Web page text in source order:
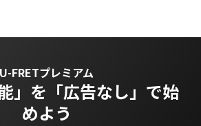
U-FRETプレミアム
」を 「広告なし」で始
めよう